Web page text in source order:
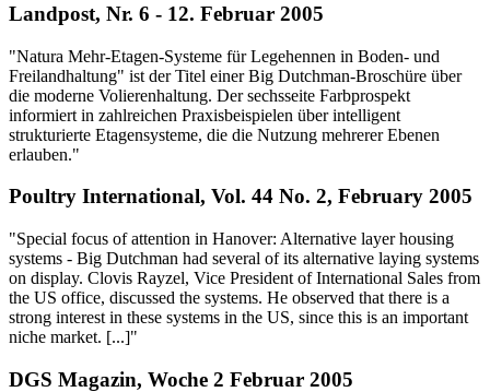
Landpost, Nr. 6 - 12. Februar 2005
"Natura Mehr-Etagen-Systeme für Legehennen in Boden- und
Freilandhaltung" ist der Titel einer Big Dutchman-Broschüre über
die moderne Volierenhaltung. Der sechsseite Farbprospekt
informiert in zahlreichen Praxisbeispielen über intelligent
strukturierte Etagensysteme, die die Nutzung mehrerer Ebenen
erlauben."
Poultry International, Vol. 44 No. 2, February 2005
"Special focus of attention in Hanover: Alternative layer housing
systems - Big Dutchman had several of its alternative laying systems
on display. Clovis Rayzel, Vice President of International Sales from
the US office, discussed the systems. He observed that there is a
strong interest in these systems in the US, since this is an important
niche market. [...]"
DGS Magazin, Woche 2 Februar 2005